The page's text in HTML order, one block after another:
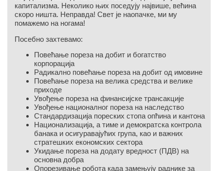
капитализма. Неколико њих поседују највише, већина
скоро ништа. Неправда! Свет је наопачке, ми му
помажемо на ногама!
Посебно захтевамо:
Повећање пореза на добит и богатство
корпорација
Радикално повећање пореза на добит од имовине
Повећање пореза на велика средства и велике
приходе
Увођење пореза на финансијске трансакције
Увођење националног пореза на наследство
Стандардизација пореских стопа опћина и кантона
Национализација, а тиме и демократска контрола
банака и осигуравајућих група, као и важних
стратешких економских сектора
Укидање пореза на додату вредност (ПДВ) на
основна добра
Опорезивање робота када замењују раднике за